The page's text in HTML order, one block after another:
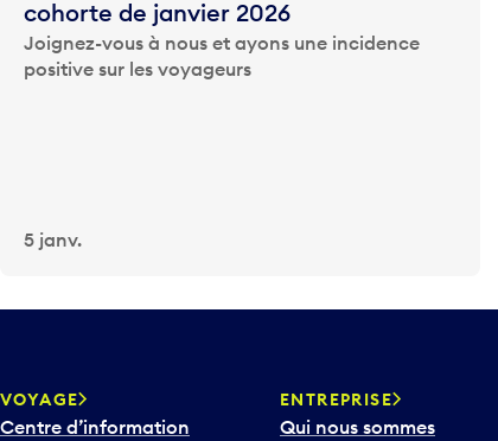
cohorte de janvier 2026
Joignez-vous à nous et ayons une incidence
positive sur les voyageurs
5 janv.
VOYAGE
Centre d’information
ENTREPRISE
Qui nous sommes